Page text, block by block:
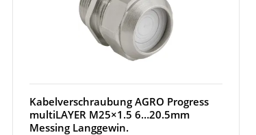
Kabelverschraubung AGRO Progress
multiLAYER M25×1.5 6…20.5mm
Messing Langgewin.